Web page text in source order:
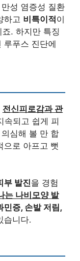
성 염증성 질환
하고 비특이적이
죠. 하지만 특징
루푸스 진단에
전신피로감과 관
속되고 쉽게 피
심해 볼 만 합
으로 아프고 뻣
부 발진을 경험
는 나비모양 발
민증, 손발 저림,
습니다.